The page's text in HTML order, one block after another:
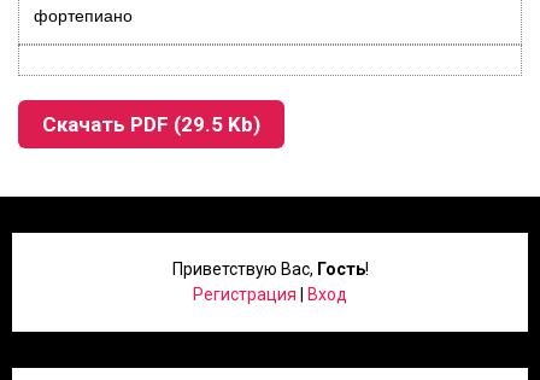
фортепиано
Скачать PDF (29.5 Kb)
Приветствую Вас, Гость!
Регистрация
Вход